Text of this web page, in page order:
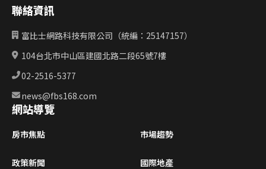
聯絡資訊
富比士網路科技有限公司（統編：25147157）
104台北市中山區建國北路二段65號7樓
02-2516-5377
news@fbs168.com
網站導覽
房市焦點 市場趨勢
政策新聞 國際地產